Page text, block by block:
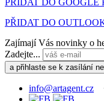
PŘIDAT DO
Zajímají Vás novinky o
Zadejte...
info@artagent.cz